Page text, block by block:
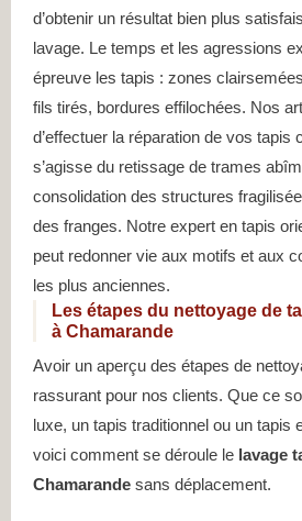
d’obtenir un résultat bien plus
lavage. Le temps et les agressions
épreuve les tapis : zones
fils tirés, bordures effilochées. Nos
d’effectuer la réparation de vos tapis
s’agisse du retissage de trames
consolidation des structures
des franges. Notre expert en tapis
peut redonner vie aux motifs et aux
les plus anciennes.
Les étapes du nettoyage de
à Chamarande
Avoir un aperçu des étapes de
rassurant pour nos clients. Que ce
luxe, un tapis traditionnel ou un tapis
voici comment se déroule le lavage
Chamarande sans déplacement.